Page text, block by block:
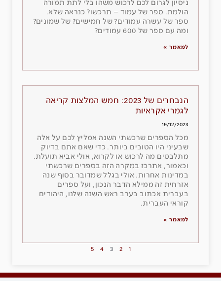
ניסיון לגרום לכם לרכוש משהו בלי לתת תמורה
הולמת. ספר של עמוד – תרכשו? כנראה שלא.
ספר של עשרה עמודים? של חמישים? של שמונים?
ומה עם ספר של 600 עמודים?
למאמר »
הנבחרים של 2023: חמש המלצות קריאה
לגמרי אקראיות
19/12/2023
מכל הספרים שרכשתי השנה אמליץ לכם על אלה
שבעיני היו הטובים ביותר. כדי שאם אתם בדיוק
מתלבטים מה לרכוש או לקרוא, אולי אביא תועלת.
וכאמור, אתרכז במקרה הזה בספרים שרכשתי
במדינות אחרות. אולי בגלל שמדובר בסוף שנה
אזרחית זה ממילא הדבר הנכון, ועל ספרים
בעברית אכתוב בערב ראש השנה שלנו, היהודים
קוראי העברית.
למאמר »
1
2
3
4
5